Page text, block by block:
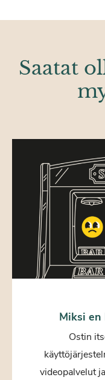
Saatat
Miksi en
Ostin
videopalvelut